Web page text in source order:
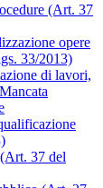
(Art. 37
opere
33/2013)
di lavori,
37 del